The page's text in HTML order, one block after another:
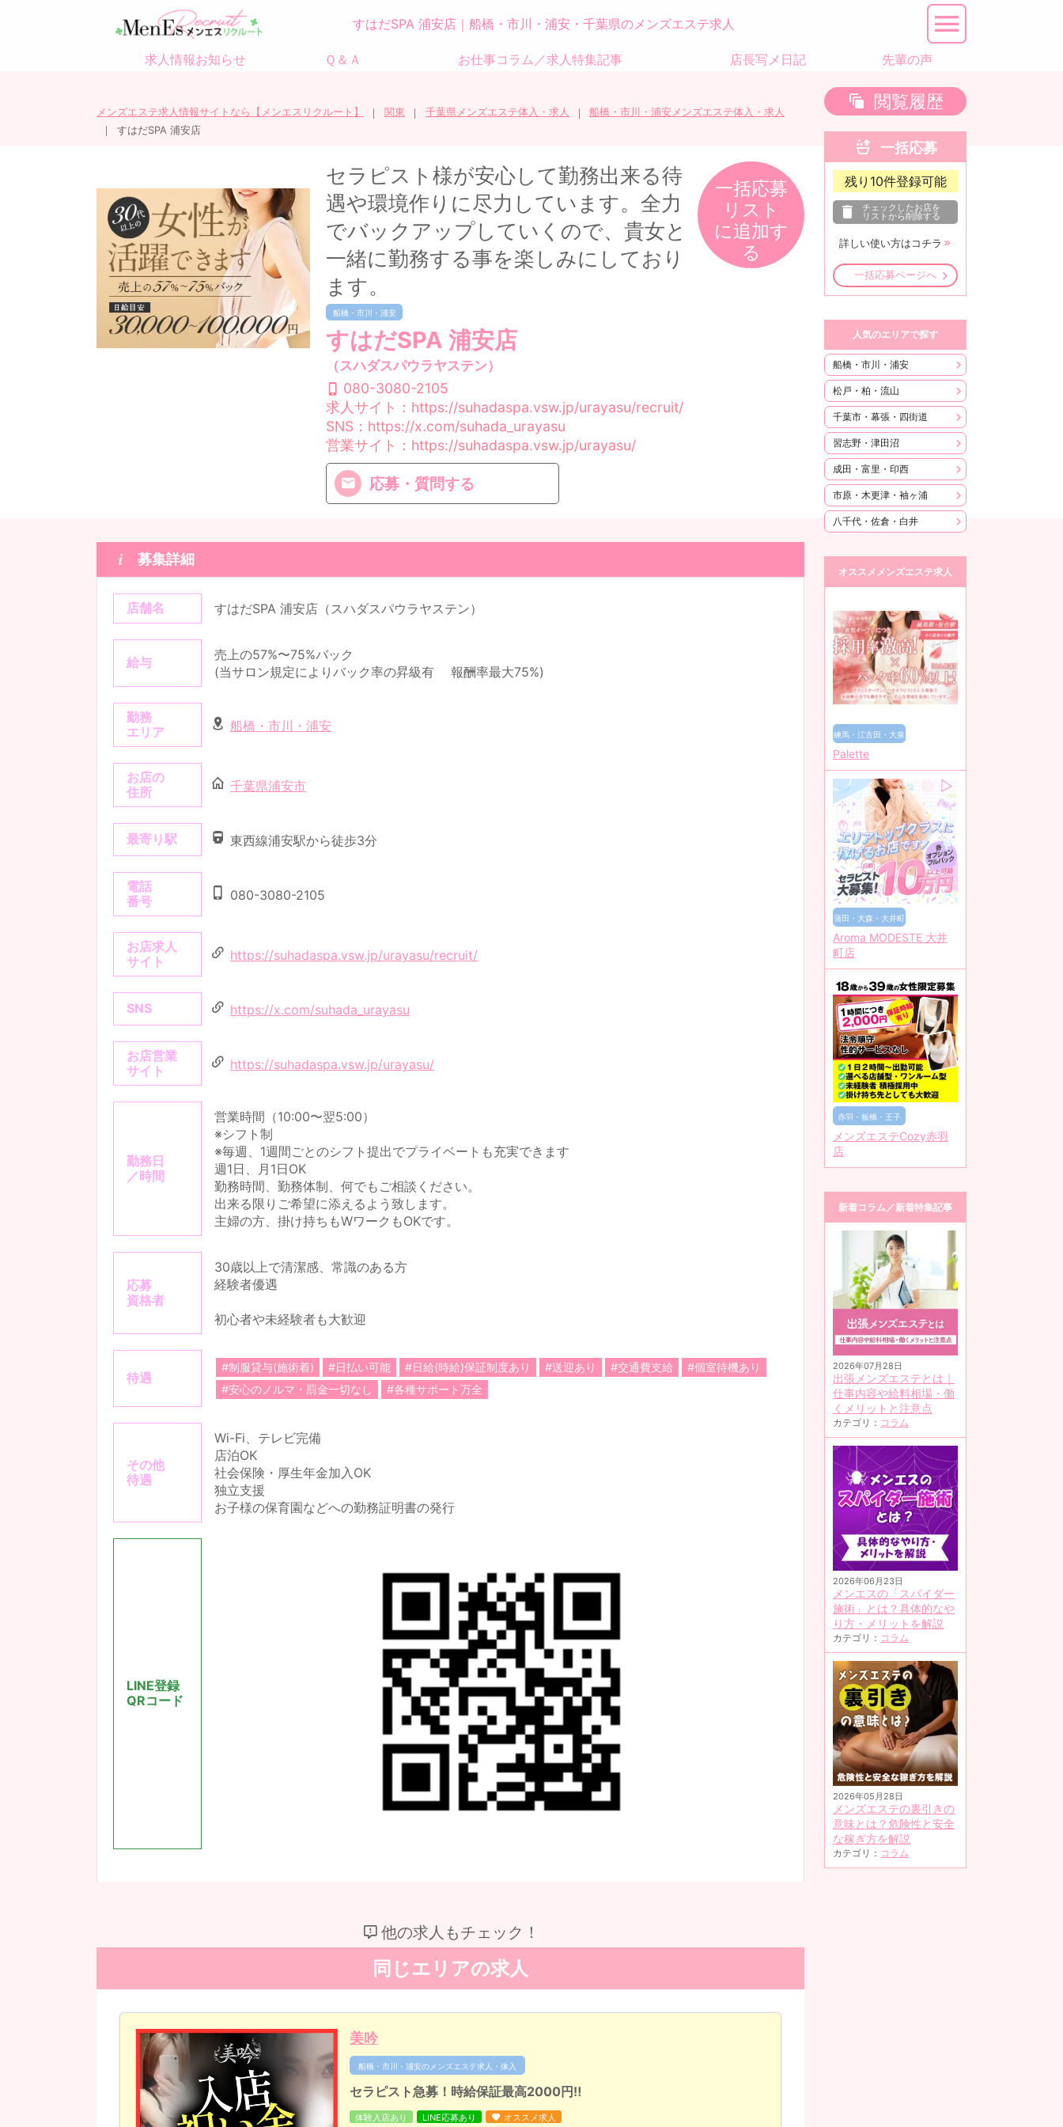
すはだSPA 浦安店｜船橋・市川・浦安・千葉県のメンズエステ求人
求人情報お知らせ Ｑ＆Ａ お仕事コラム／求人特集記事 店長写メ日記 先輩の声
メンズエステ求人情報サイトなら【メンエスリクルート】 関東 千葉県メンズエステ体入・求人
船橋・市川・浦安メンズエステ体入・求人
すはだSPA 浦安店
セラピスト様が安心して勤務出来る待
遇や環境作りに尽力しています。全力
でバックアップしていくので、貴女と
一緒に勤務する事を楽しみにしており
ます。
船橋・市川・浦安
すはだSPA 浦安店
（スハダスパウラヤステン）
080-3080-2105
求人サイト
：https://suhadaspa.vsw.jp/urayasu/recruit/
SNS ：https://x.com/suhada_urayasu
営業サイト
：https://suhadaspa.vsw.jp/urayasu/
応募・質問する
一括応募
リスト
に追加す
る
 募集詳細
店舗名 すはだSPA 浦安店（スハダスパウラヤステン）
給与
売上の57%〜75%バック
(当サロン規定によりバック率の昇級有 報酬率最大75%)
勤務
エリア
船橋・市川・浦安
お店の
住所
千葉県浦安市
最寄り駅 東西線浦安駅から徒歩3分
電話
番号
080-3080-2105
お店求人
サイト
https://suhadaspa.vsw.jp/urayasu/recruit/
SNS https://x.com/suhada_urayasu
お店営業
サイト
https://suhadaspa.vsw.jp/urayasu/
勤務日
／時間
営業時間（10:00〜翌5:00）
※シフト制
※毎週、1週間ごとのシフト提出でプライベートも充実できます
週1日、月1日OK
勤務時間、勤務体制、何でもご相談ください。
出来る限りご希望に添えるよう致します。
主婦の方、掛け持ちもWワークもOKです。
応募
資格者
30歳以上で清潔感、常識のある方
経験者優遇
初心者や未経験者も大歓迎
待遇
#制服貸与(施術着) #日払い可能 #日給(時給)保証制度あり #送迎あり #交通費支給
#個室待機あり
#安心のノルマ・罰金一切なし
#各種サポート万全
その他
待遇
Wi-Fi、テレビ完備
店泊OK
社会保険・厚生年金加入OK
独立支援
お子様の保育園などへの勤務証明書の発行
LINE登録
QRコード
他の求人もチェック！
同じエリアの求人
美吟
船橋・市川・浦安のメンズエステ求人・体入
セラピスト急募！時給保証最高2000円‼︎
体験入店あり LINE応募あり オススメ求人
閲覧履歴
一括応募
残り 10件登録可能
チェックしたお店を
リストから削除する
詳しい使い方はコチラ
一括応募ページへ
人気のエリアで探す
船橋・市川・浦安
松戸・柏・流山
千葉市・幕張・四街道
習志野・津田沼
成田・富里・印西
市原・木更津・袖ヶ浦
八千代・佐倉・白井
オススメメンズエステ求人
練馬・江古田・大泉
学園
Palette
蒲田・大森・大井町
Aroma MODESTE 大井
町店
赤羽・板橋・王子
メンズエステCozy赤羽
店
新着コラム／新着特集記事
2026年07月28日
出張メンズエステとは｜
仕事内容や給料相場・働
くメリットと注意点
カテゴリ： コラム
2026年06月23日
メンエスの「スパイダー
施術」とは？具体的なや
り方・メリットを解説
カテゴリ： コラム
2026年05月28日
メンズエステの裏引きの
意味とは？危険性と安全
な稼ぎ方を解説
カテゴリ： コラム